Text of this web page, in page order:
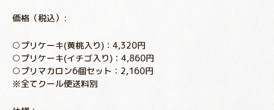
価格（税込）:
○プリケーキ(黄桃入り)：4,320円
○プリケーキ(イチゴ入り)：4,860円
○プリマカロン6個セット：2,160円
※全てクール便送料別